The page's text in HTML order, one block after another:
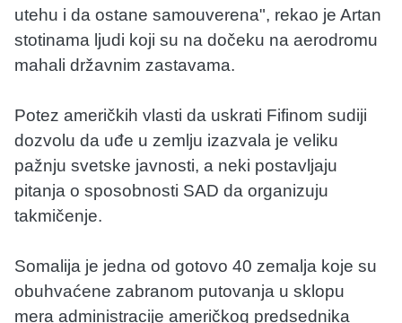
utehu i da ostane samouverena", rekao je Artan
stotinama ljudi koji su na dočeku na aerodromu
mahali državnim zastavama.
Potez američkih vlasti da uskrati Fifinom sudiji
dozvolu da uđe u zemlju izazvala je veliku
pažnju svetske javnosti, a neki postavljaju
pitanja o sposobnosti SAD da organizuju
takmičenje.
Somalija je jedna od gotovo 40 zemalja koje su
obuhvaćene zabranom putovanja u sklopu
mera administracije američkog predsednika